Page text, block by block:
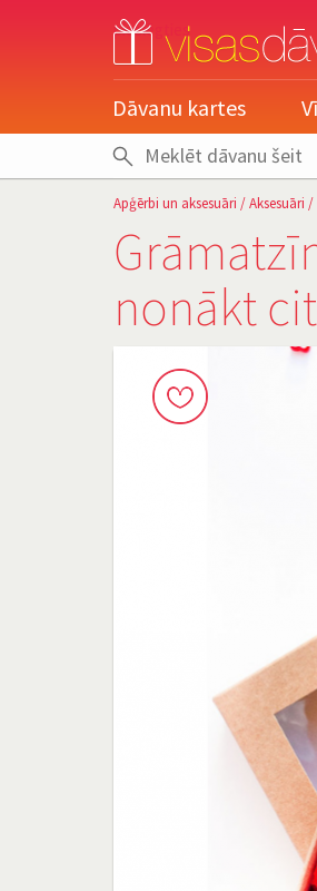
pieslēgties
Dāvanu kartes
Apģērbi un aksesuāri /Aksesuāri /
nonākt